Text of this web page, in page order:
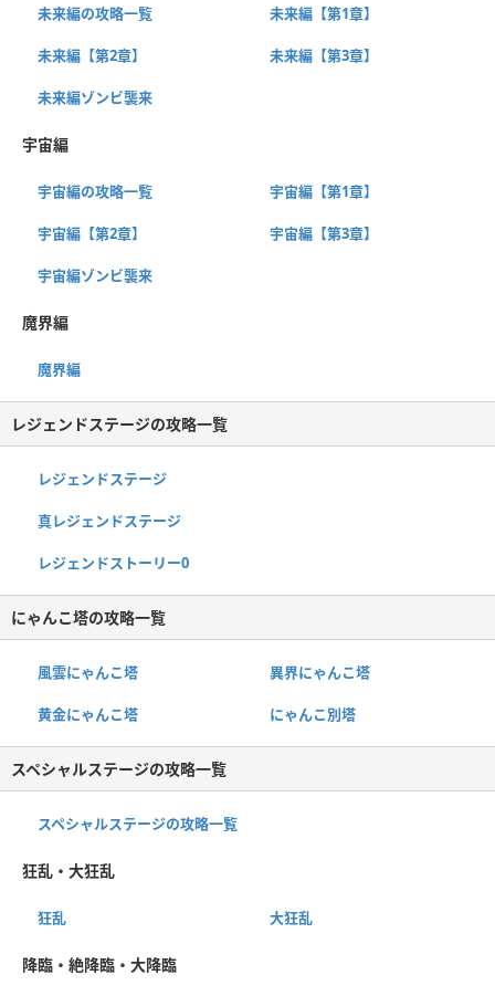
未来編の攻略一覧 未来編【第1章】
未来編【第2章】 未来編【第3章】
未来編ゾンビ襲来
宇宙編
宇宙編の攻略一覧 宇宙編【第1章】
宇宙編【第2章】 宇宙編【第3章】
宇宙編ゾンビ襲来
魔界編
魔界編
レジェンドステージの攻略一覧
レジェンドステージ
真レジェンドステージ
レジェンドストーリー0
にゃんこ塔の攻略一覧
風雲にゃんこ塔 異界にゃんこ塔
黄金にゃんこ塔 にゃんこ別塔
スペシャルステージの攻略一覧
スペシャルステージの攻略一覧
狂乱・大狂乱
狂乱 大狂乱
降臨・絶降臨・大降臨